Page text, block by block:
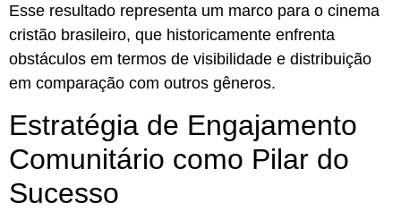
Esse resultado representa um marco para o cinema
cristão brasileiro, que historicamente enfrenta
obstáculos em termos de visibilidade e distribuição
em comparação com outros gêneros.
Estratégia de Engajamento
Comunitário como Pilar do
Sucesso